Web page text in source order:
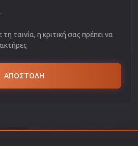
ταινία, η κριτική σας πρέπει να
ΑΠΟΣΤΟΛΗ